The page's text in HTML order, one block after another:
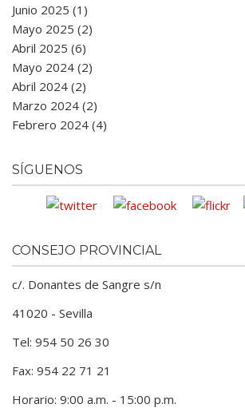
Junio 2025 (1)
Mayo 2025 (2)
Abril 2025 (6)
Mayo 2024 (2)
Abril 2024 (2)
Marzo 2024 (2)
Febrero 2024 (4)
SÍGUENOS
CONSEJO PROVINCIAL
c/. Donantes de Sangre s/n
41020 - Sevilla
Tel: 954 50 26 30
Fax: 954 22 71 21
Horario: 9:00 a.m. - 15:00 p.m.